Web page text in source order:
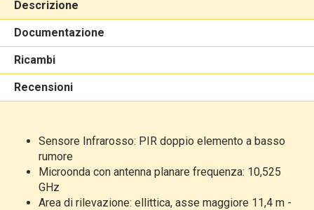
Descrizione
Documentazione
Ricambi
Recensioni
Sensore Infrarosso: PIR doppio elemento a basso
rumore
Microonda con antenna planare frequenza: 10,525
GHz
Area di rilevazione: ellittica, asse maggiore 11,4 m -